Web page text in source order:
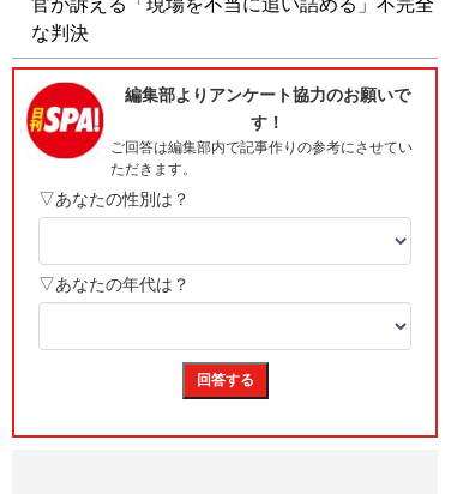
官が訴える「現場を不当に追い詰める」不完全
な判決